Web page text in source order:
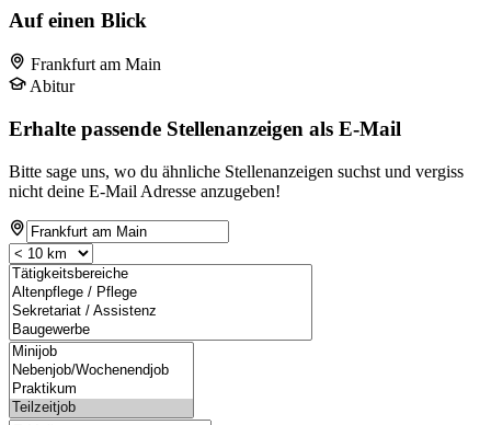
Auf einen Blick
Frankfurt am Main
Abitur
Erhalte passende Stellenanzeigen als E-Mail
Bitte sage uns, wo du ähnliche Stellenanzeigen suchst und vergiss
nicht deine E-Mail Adresse anzugeben!